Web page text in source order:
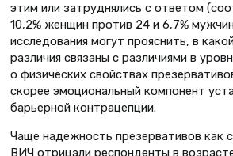
этим или затруднялись с ответом
10,2% женщин против 24 и 6,7%
исследования могут прояснить, в
различия связаны с различиями в
о физических свойствах
скорее эмоциональный компонент
барьерной контрацепции.
Чаще надежность презервативов как
ВИЧ отрицали респонденты в